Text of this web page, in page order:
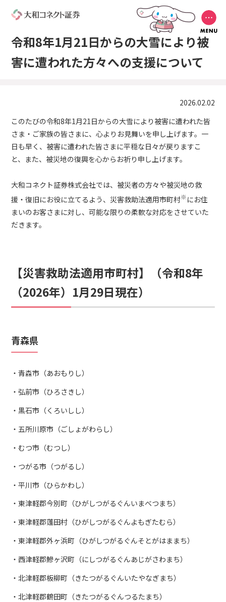
令和8年1月21日からの大雪により被
害に遭われた方々への支援について
2026.02.02
このたびの令和8年1月21日からの大雪により被害に遭われた皆
さま・ご家族の皆さまに、心よりお見舞いを申し上げます。一
日も早く、被害に遭われた皆さまに平穏な日々が戻りますこ
と、また、被災地の復興を心からお祈り申し上げます。
大和コネクト証券株式会社では、被災者の方々や被災地の救
援・復旧にお役に立てるよう、災害救助法適用市町村※ にお住
まいのお客さまに対し、可能な限りの柔軟な対応をさせていた
だきます。
【災害救助法適用市町村】（令和8年
（2026年）1月29日現在）
青森県
青森市（あおもりし）
弘前市（ひろさきし）
黒石市（くろいしし）
五所川原市（ごしょがわらし）
むつ市（むつし）
つがる市（つがるし）
平川市（ひらかわし）
東津軽郡今別町（ひがしつがるぐんいまべつまち）
東津軽郡蓬田村（ひがしつがるぐんよもぎたむら）
東津軽郡外ヶ浜町（ひがしつがるぐんそとがはままち）
西津軽郡鰺ヶ沢町（にしつがるぐんあじがさわまち）
北津軽郡板柳町（きたつがるぐんいたやなぎまち）
北津軽郡鶴田町（きたつがるぐんつるたまち）